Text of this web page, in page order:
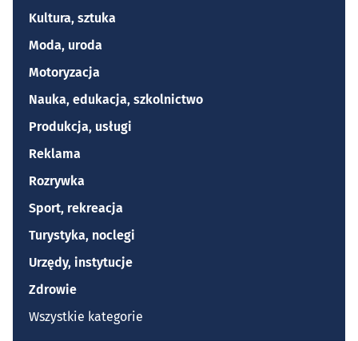
Kultura, sztuka
Moda, uroda
Motoryzacja
Nauka, edukacja, szkolnictwo
Produkcja, usługi
Reklama
Rozrywka
Sport, rekreacja
Turystyka, noclegi
Urzędy, instytucje
Zdrowie
Wszystkie kategorie